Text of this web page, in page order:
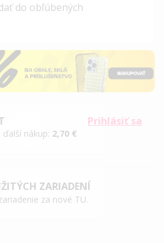
do obľúbených
Prihlásiť sa
nákup: 2,70 €
ZARIADENÍ
za nové TU.